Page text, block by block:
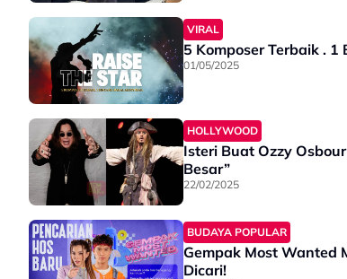
VIRAL
5 Komposer Terbaik .
01/05/2025
HOLLYWOOD
Isteri Buat Ozzy
Besar”
22/02/2025
BUDAYA POPULAR
Gempak Most Wanted
Dicari!